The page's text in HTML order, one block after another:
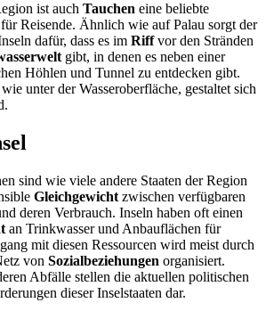
ist auch Tauchen eine beliebte
Reisende. Ähnlich wie auf Palau sorgt der
dafür, dass es im Riffvor den Stränden
gibt, in denen es neben einer
Höhlen und Tunnel zu entdecken gibt.
unter der Wasseroberfläche, gestaltet sich
sind wie viele andere Staaten der Region
Gleichgewicht zwischen verfügbaren
deren Verbrauch. Inseln haben oft einen
an Trinkwasser und Anbauflächen für
mit diesen Ressourcen wird meist durch
von Sozialbeziehungen organisiert.
Abfälle stellen die aktuellen politischen
dieser Inselstaaten dar.